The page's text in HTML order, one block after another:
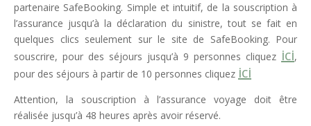
partenaire SafeBooking. Simple et intuitif, de la souscription à
l’assurance jusqu’à la déclaration du sinistre, tout se fait en
quelques clics seulement sur le site de SafeBooking. Pour
souscrire, pour des séjours jusqu’à 9 personnes cliquez ici,
pour des séjours à partir de 10 personnes cliquez ici
Attention, la souscription à l’assurance voyage doit être
réalisée jusqu’à 48 heures après avoir réservé.